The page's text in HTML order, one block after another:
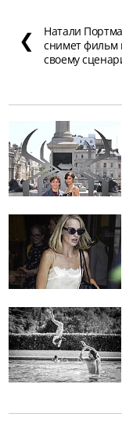
❮
Натали
снимет фильм
своему